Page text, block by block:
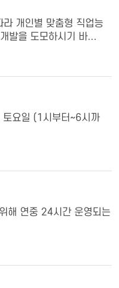
라 개인별 맞춤형 직업능
발을 도모하시기 바...
요일 (1시부터~6시까
해 연중 24시간 운영되는